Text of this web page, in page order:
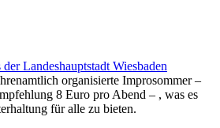
Landeshauptstadt Wiesbaden
organisierte Improsommer –
8 Euro pro Abend – , was es
für alle zu bieten.